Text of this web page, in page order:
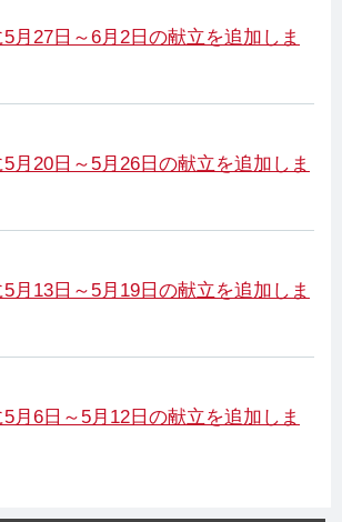
月27日～6月2日の献立を追加しま
月20日～5月26日の献立を追加しま
月13日～5月19日の献立を追加しま
月6日～5月12日の献立を追加しま